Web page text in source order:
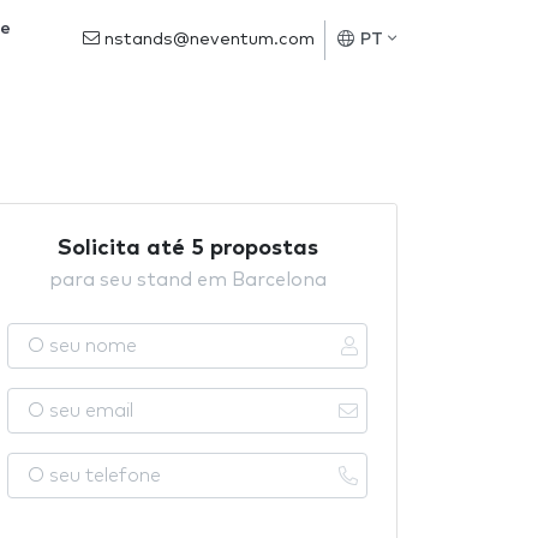
nstands@neventum.com PT
Solicita até 5 propostas
para seu stand em Barcelona